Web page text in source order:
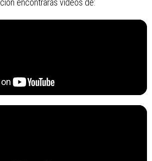
encontrarás videos de: